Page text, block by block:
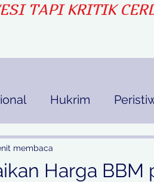
I TAPI KRITIK
Hukrim
Opini
Harga BBM
membaca